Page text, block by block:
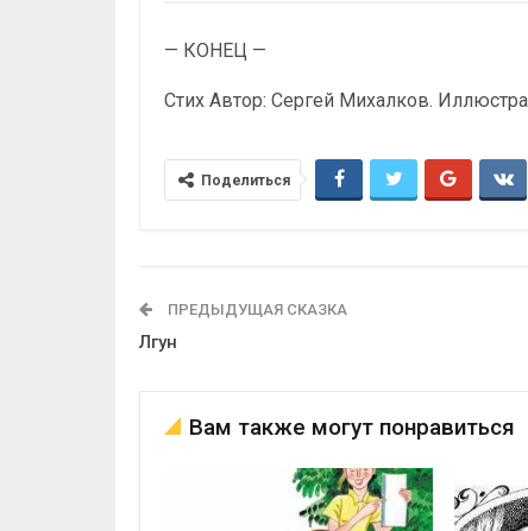
— КОНЕЦ —
Стих Автор: Сергей Михалков.
Поделиться
ПРЕДЫДУЩАЯ СКАЗКА
Лгун
Вам также могут понравиться